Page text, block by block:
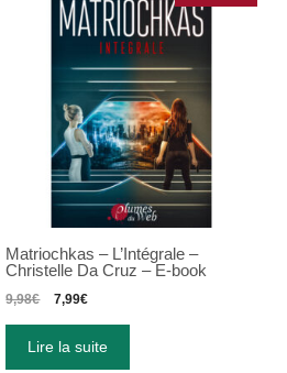
Matriochkas – L’Intégrale –
Christelle Da Cruz – E-book
9,98€ 7,99€
Lire la suite